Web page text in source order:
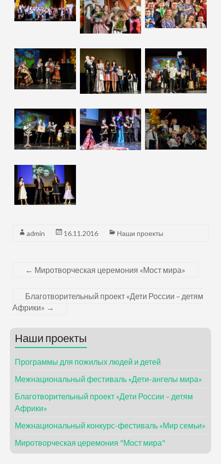
admin 16.11.2016 Наши проекты
← Миротворческая церемония «Мост мира»
Благотворительный проект «Дети России – детям
Африки» →
Наши проекты
Программы для пожилых людей и детей
Межнациональный фестиваль «Дети-ангелы мира»
Благотворительный проект «Дети России – детям
Африки»
Межнациональный конкурс-фестиваль «Мир семьи»
Миротворческая церемония "Мост мира"